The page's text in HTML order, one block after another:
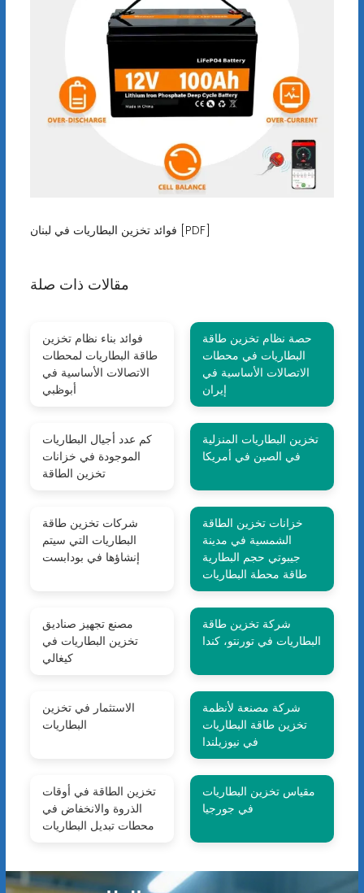
فوائد تخزين البطاريات في لبنان [PDF]
مقالات ذات صلة
فوائد بناء نظام تخزين
طاقة البطاريات لمحطات
الاتصالات الأساسية في
أبوظبي
حصة نظام تخزين طاقة
البطاريات في محطات
الاتصالات الأساسية في
إيران
كم عدد أجيال البطاريات
الموجودة في خزانات
تخزين الطاقة
تخزين البطاريات المنزلية
في الصين في أمريكا
شركات تخزين طاقة
البطاريات التي سيتم
إنشاؤها في بودابست
خزانات تخزين الطاقة
الشمسية في مدينة
جيبوتي حجم البطارية
طاقة محطة البطاريات
مصنع تجهيز صناديق
تخزين البطاريات في
كيغالي
شركة تخزين طاقة
البطاريات في تورنتو، كندا
الاستثمار في تخزين
البطاريات
شركة مصنعة لأنظمة
تخزين طاقة البطاريات
في نيوزيلندا
تخزين الطاقة في أوقات
الذروة والانخفاض في
محطات تبديل البطاريات
مقياس تخزين البطاريات
في جورجيا